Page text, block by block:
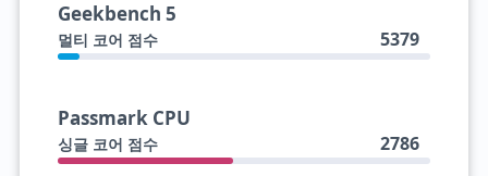
Geekbench 5
멀티 코어 점수 5379
Passmark CPU
싱글 코어 점수 2786